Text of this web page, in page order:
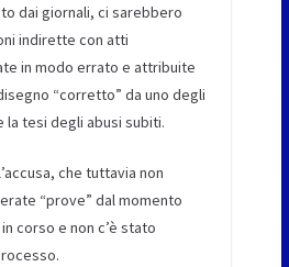
dai giornali, ci sarebbero
indirette con atti
in modo errato e attribuite
“corretto” da uno degli
tesi degli abusi subiti.
che tuttavia non
“prove” dal momento
corso e non c’è stato